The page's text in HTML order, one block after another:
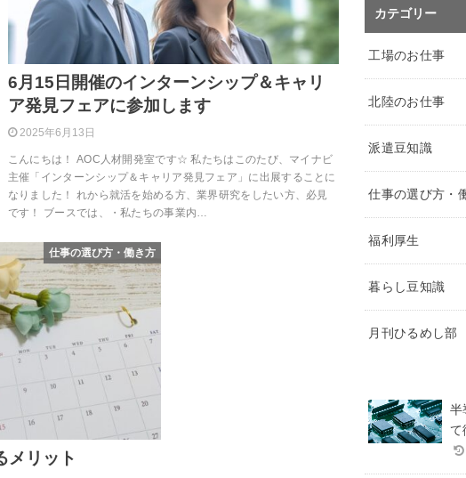
6月15日開催のインターンシップ＆キャリ
ア発見フェアに参加します
2025年6月13日
こんにちは！ AOC人材開発室です☆ 私たちはこのたび、マイナビ
主催「インターンシップ＆キャリア発見フェア」に出展することに
なりました！ れから就活を始める方、業界研究をしたい方、必見
です！ ブースでは、・私たちの事業内…
仕事の選び方・働き方
メリット
カテゴリー
工場のお仕事
北陸のお仕事
派遣豆知識
仕事の選び方・
福利厚生
暮らし豆知識
月刊ひるめし部
半
て